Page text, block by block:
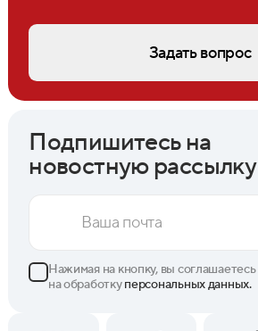
Задать вопрос
Подпишитесь на
новостную рассылку
Нажимая на кнопку, вы соглашаетесь
на обработкуперсональных данных.